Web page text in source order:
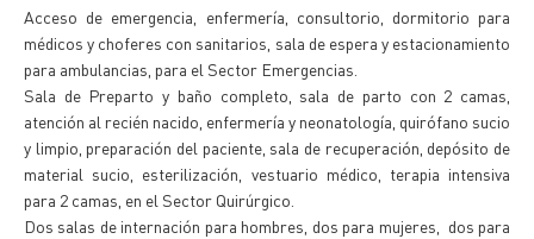
Acceso de emergencia, enfermería, consultorio, dormitorio para
médicos y choferes con sanitarios, sala de espera y estacionamiento
para ambulancias, para el Sector Emergencias.
Sala de Preparto y baño completo, sala de parto con 2 camas,
atención al recién nacido, enfermería y neonatología, quirófano sucio
y limpio, preparación del paciente, sala de recuperación, depósito de
material sucio, esterilización, vestuario médico, terapia intensiva
para 2 camas, en el Sector Quirúrgico.
Dos salas de internación para hombres, dos para mujeres, dos para